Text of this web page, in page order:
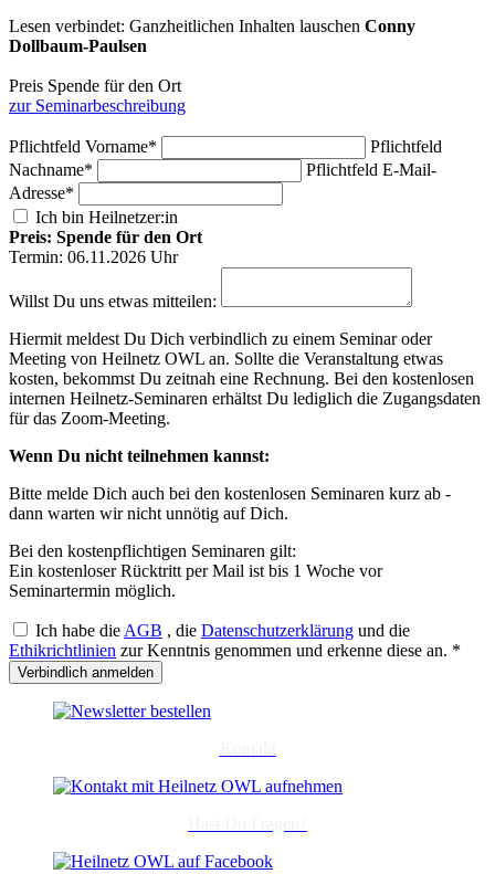
Lesen verbindet: Ganzheitlichen Inhalten lauschen Conny
Dollbaum-Paulsen
Preis Spende für den Ort
zur Seminarbeschreibung
Pflichtfeld Vorname*
Pflichtfeld
Nachname* Pflichtfeld E-Mail-
Adresse*
Ich bin Heilnetzer:in
Preis: Spende für den Ort
Termin: 06.11.2026 Uhr
Willst Du uns etwas mitteilen:
Hiermit meldest Du Dich verbindlich zu einem Seminar oder
Meeting von Heilnetz OWL an. Sollte die Veranstaltung etwas
kosten, bekommst Du zeitnah eine Rechnung. Bei den kostenlosen
internen Heilnetz-Seminaren erhältst Du lediglich die Zugangsdaten
für das Zoom-Meeting.
Wenn Du nicht teilnehmen kannst:
Bitte melde Dich auch bei den kostenlosen Seminaren kurz ab -
dann warten wir nicht unnötig auf Dich.
Bei den kostenpflichtigen Seminaren gilt:
Ein kostenloser Rücktritt per Mail ist bis 1 Woche vor
Seminartermin möglich.
Ich habe die AGB , die Datenschutzerklärung und die
Ethikrichtlinien zur Kenntnis genommen und erkenne diese an. *